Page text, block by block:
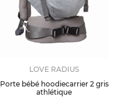
LOVE RADIUS
Porte bébé hoodiecarrier 2 gris
athlétique